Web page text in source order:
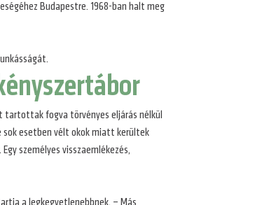
Budapestre. 1968-ban halt meg
tartottak fogva törvényes eljárás nélkül
sok esetben vélt okok miatt kerültek
személyes visszaemlékezés,